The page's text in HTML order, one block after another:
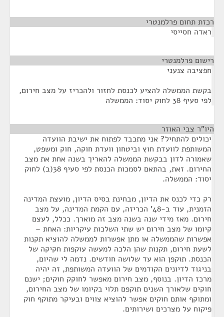
רכזת תחום פרלמנטרי
ראדה חסייסי
רישום פרלמנטרי
חפציבה צנעני
בקשת הממשלה להציע לכנסת לחזור ולהכריז על מצב חירום,
לפי סעיף 38 לחוק יסוד: הממשלה
היו"ר צבי האוזר
יכולים להתחיל? אני מתכבד לפתוח את ישיבת הוועדה
המשותפת לוועדת חוץ וביטחון וועדת חוקה, חוק ומשפט,
שאמורה לדון בבקשת הממשלה להאריך בשנה אחת את מצב
החירום. זאת, בהתאם לסמכות הכנסת לפי סעיף 38(ב) לחוק
יסוד: הממשלה.
רק כדי לכנס את הדיון, מבחינת בסיס הדיון, מועצת המדינה
הזמנית, עוד ב-48' הכריזה, עם הקמת המדינה, על מצב
חירום. מאז מידי שנה בשנה מצב זה מוארך. ככלל, לעצם
קיומו של מצב חירום יש שתי השלכות עיקריות: האחת –
אפשרות שהממשלה או מתן אפשרות לממשלה להוציא תקנות
לשעת חירום, תקנות שהן הלכה למעשה עוקפות חקיקה של
הכנסת. תוקפן הוא עד שלושה חודשים. נדמה לי שהיום,
בניגוד לדיונים הקודמים של הוועדה המשותפת, זה יהיה
מרכז הדיון. בנוסף, מצב חירום מאפשר לחוקק חוקים; ישנם
חוקים שלאורך השנים תוקפם תלוי בקיומו של מצב החירום,
ומתוקף אותם חוקים אפשר להוציא צווים ובעיקר מתוקף חוק
פיקוח על מצרכים ושירותים.